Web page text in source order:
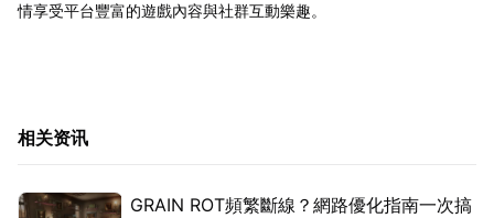
情享受平台豐富的遊戲內容與社群互動樂趣。
相关资讯
GRAIN ROT頻繁斷線？網路優化指南一次搞